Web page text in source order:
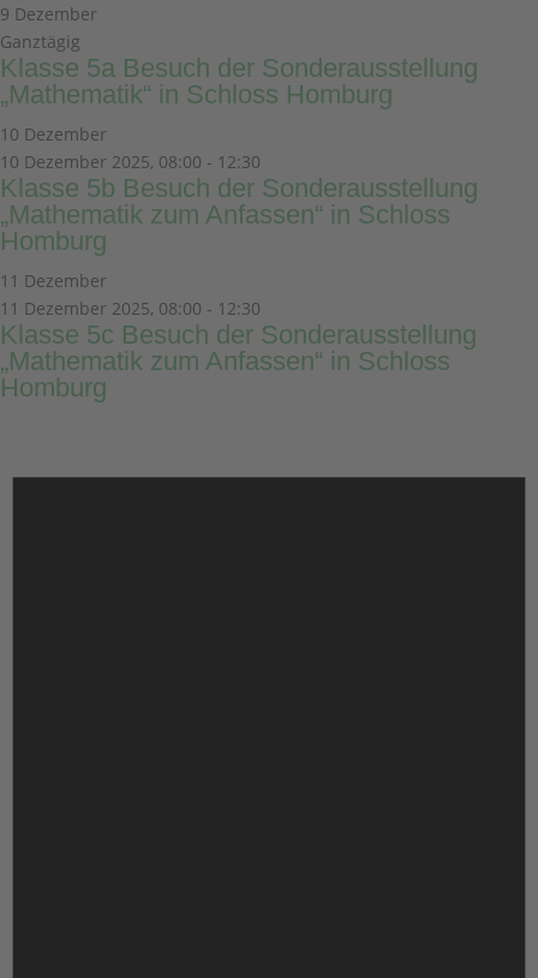
9 Dezember
Ganztägig
Klasse 5a Besuch der Sonderausstellung
„Mathematik“ in Schloss Homburg
10 Dezember
10 Dezember 2025, 08:00 - 12:30
Klasse 5b Besuch der Sonderausstellung
„Mathematik zum Anfassen“ in Schloss
Homburg
11 Dezember
11 Dezember 2025, 08:00 - 12:30
Klasse 5c Besuch der Sonderausstellung
„Mathematik zum Anfassen“ in Schloss
Homburg